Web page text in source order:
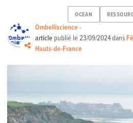
OCEAN
Ombelliscience -
article publié le23/09/2024dans
Hauts-de-France